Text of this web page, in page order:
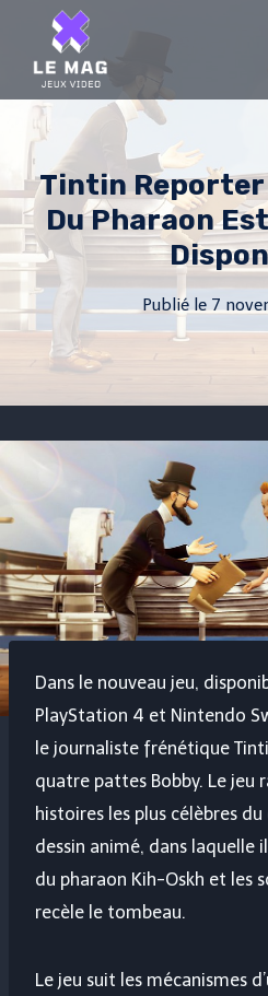
content
Tintin Reporter
Du Pharaon
Publié le 7
Dans le nouveau jeu,
PlayStation 4 et Nintendo
le journaliste frénétique
quatre pattes Bobby. Le jeu
histoires les plus célèbres
dessin animé, dans laquelle
du pharaon Kih-Oskh et les
recèle le tombeau.
Le jeu suit les mécanismes